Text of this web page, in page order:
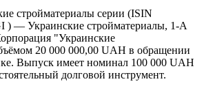
стройматериалы серии (ISIN
) — Украинские стройматериалы, 1-А
"Украинские
20 000 000,00 UAH в обращении
Выпуск имеет номинал 100 000 UAH
долговой инструмент.